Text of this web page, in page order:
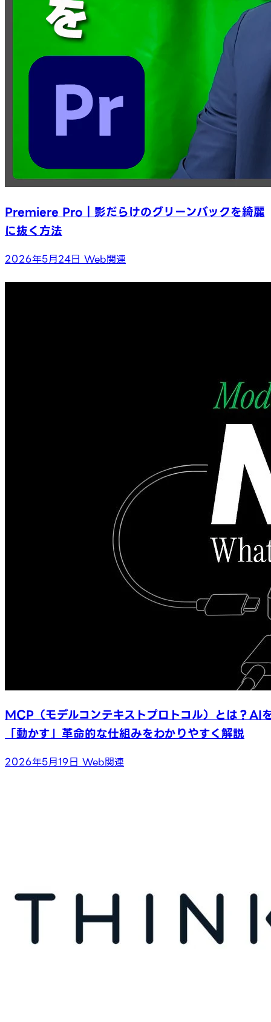
Premiere Pro｜影だらけのグリーンバックを綺麗
に抜く方法
2026年5月24日 Web関連
MCP（モデルコンテキストプロトコル）とは？AI
「動かす」革命的な仕組みをわかりやすく解説
2026年5月19日 Web関連